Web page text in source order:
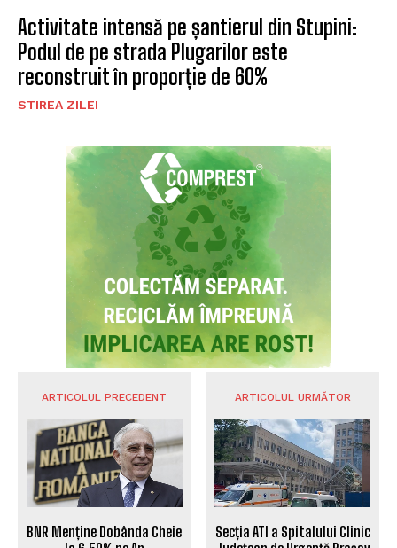
Activitate intensă pe șantierul din Stupini:
Podul de pe strada Plugarilor este
reconstruit în proporție de 60%
STIREA ZILEI
ARTICOLUL PRECEDENT
BNR Menține Dobânda Cheie
ARTICOLUL URMĂTOR
Secția ATI a Spitalului Clinic